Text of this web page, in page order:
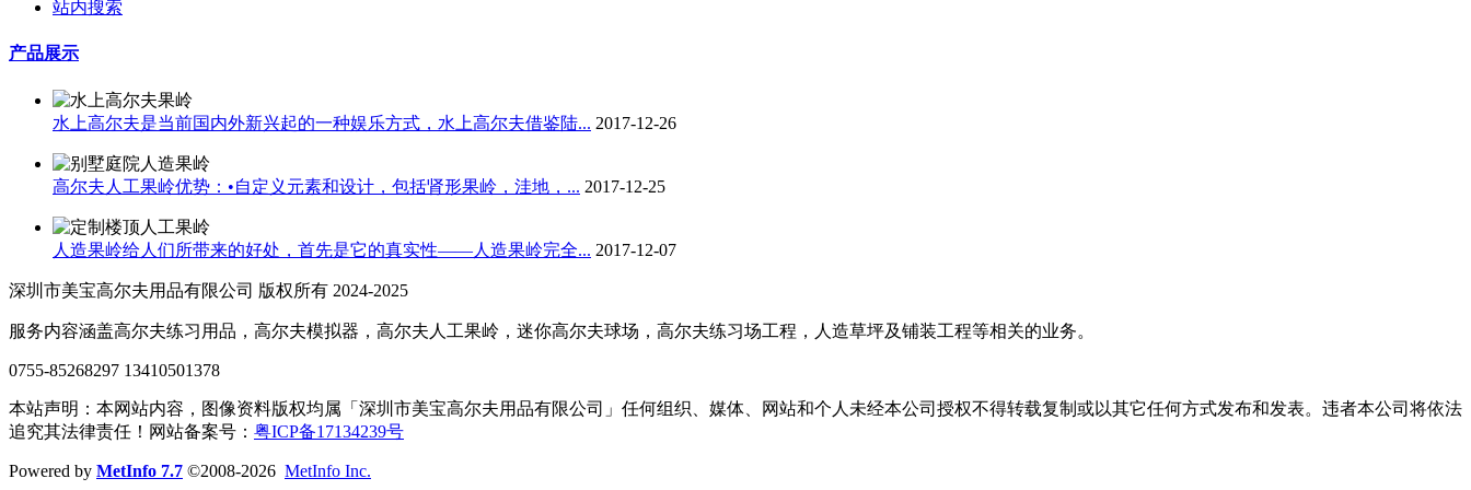
站内搜索
产品展示
水上高尔夫是当前国内外新兴起的一种娱乐方式，水上高尔夫借鉴陆... 2017-12-26
高尔夫人工果岭优势：•自定义元素和设计，包括肾形果岭，洼地，... 2017-12-25
人造果岭给人们所带来的好处，首先是它的真实性——人造果岭完全... 2017-12-07
深圳市美宝高尔夫用品有限公司 版权所有 2024-2025
服务内容涵盖高尔夫练习用品，高尔夫模拟器，高尔夫人工果岭，迷你高尔夫球场，高尔夫练习场工程，人造草坪及铺装工程等相关的业务。
0755-85268297 13410501378
本站声明：本网站内容，图像资料版权均属「深圳市美宝高尔夫用品有限公司」任何组织、媒体、网站和个人未经本公司授权不得转载复制或以其它任何方式发布和发表。违者本公司将依法
追究其法律责任！网站备案号： 粤ICP备17134239号
Powered by MetInfo 7.7 ©2008-2026 MetInfo Inc.